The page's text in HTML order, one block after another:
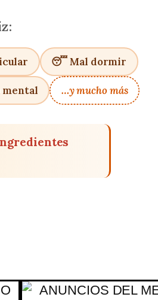
😴 Mal dormir
mental …y mucho más